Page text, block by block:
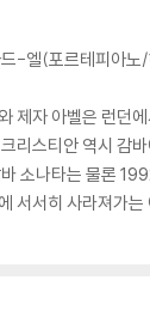
-엘(포르테피아노
제자 아벨은 런던
리스티안 역시 감
소나타는 물론
서서히 사라져가